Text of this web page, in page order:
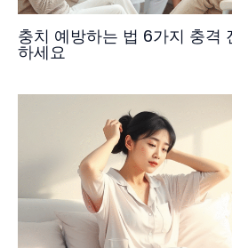
충치 예방하는 법 6가지 충격
하세요